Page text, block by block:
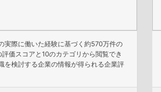
実際に働いた経験に基づく約570万件の
価スコアと10のカテゴリから閲覧でき
を検討する企業の情報が得られる企業評